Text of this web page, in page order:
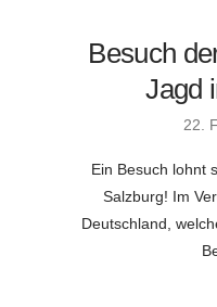
Besuch
Jagd
22.
Ein Besuch lohnt
Salzburg! Im
Deutschland,